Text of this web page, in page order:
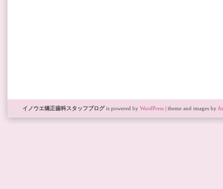
イノウエ矯正歯科スタッフブログis powered by WordPress | theme and images by